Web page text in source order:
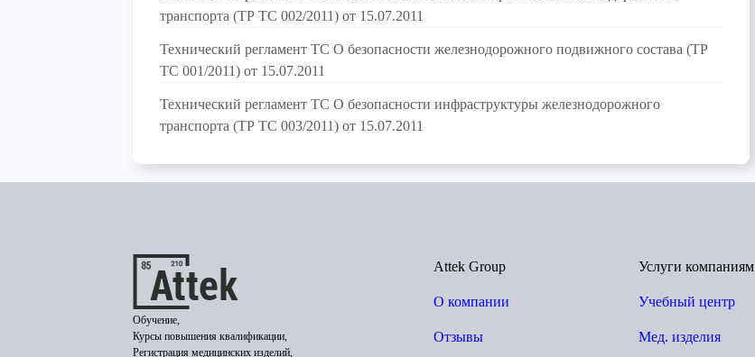
транспорта (ТР ТС 002/2011) от 15.07.2011
Технический регламент ТС О безопасности железнодорожного подвижного состава (ТР
ТС 001/2011) от 15.07.2011
Технический регламент ТС О безопасности инфраструктуры железнодорожного
транспорта (ТР ТС 003/2011) от 15.07.2011
Обучение,
Курсы повышения квалификации,
Регистрация медицинских изделий,
Attek Group
О компании
Отзывы
Услуги компаниям
Учебный центр
Мед. изделия